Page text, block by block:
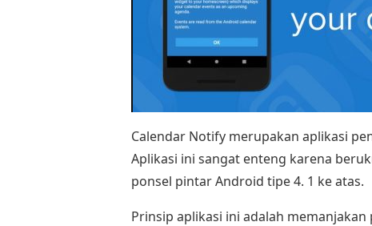
Calendar Notify merupakan aplikasi
Aplikasi ini sangat enteng karena
ponsel pintar Android tipe 4. 1 ke atas.
Prinsip aplikasi ini adalah